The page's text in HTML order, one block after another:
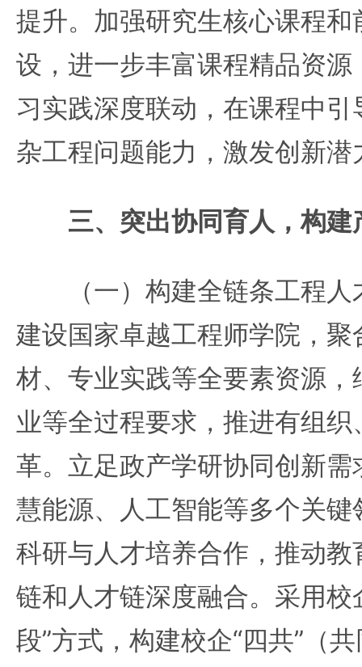
提升。加强研究生核心课程
设，进一步丰富课程精品资
习实践深度联动，在课程中
杂工程问题能力，激发创新潜
三、突出协同育人，构
（一）构建全链条工程人
建设国家卓越工程师学院，
材、专业实践等全要素资源
业等全过程要求，推进有组
革。立足政产学研协同创新
慧能源、人工智能等多个关
科研与人才培养合作，推动
链和人才链深度融合。采用校
段”方式，构建校企“四共”（